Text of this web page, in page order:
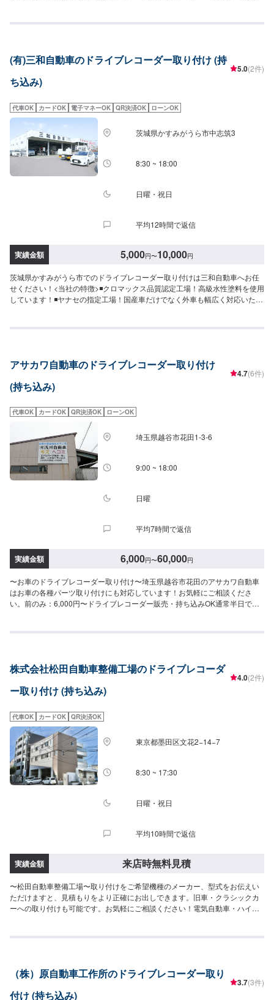
んでもお問い合わせください。◾プロの熟練の技が納得の仕上がりをお約束。
質への絶対の自信。とにかく安心してお任せください。<ご希望と条件に応じ
たパーソナルメニューを提案！>「技術的なクオリティの提供はもちろん、お
客様目線での最善のメニューと車輌価値をできる限り下げない処理をいかに
のニーズや条件に確実に応えることにこだわります。【1】オファーにてお問
い合わせ【2】お見積り【3】お見積りにご納得いただければ作業開始【4】
仕上がり次第納車-----納期について-----納期は通常１日～２日程度で納車とな
ります。(要相談)納期は前後する場合がございます。予めご了承ください。---
--ご来店時の注意、受付方法-----入庫の際はお気をつけてお越しください。駐
車スペースは事務所前の空いているスペースに駐車してください。受付はス
タッフへ「メンテモで予約しました」とお伝えください。ご案内いたしま
(有)三和自動車のドライブレコーダー取り付け (持
ち込み)
5.0(2件)
代車OK カードOK 電子マネーOK QR決済OK ローンOK
茨城県かすみがうら市中志筑3
8:30 ~ 18:00
日曜・祝日
平均12時間で返信
実績金額 5,000円〜10,000円
茨城県かすみがうら市でのドライブレコーダー取り付けは三和自動車へお任
せください！<当社の特徴>◾クロマックス品質認定工場！高級水性塗料を使用
しています！◾ヤナセの指定工場！国産車だけでなく外車も幅広く対応いたし
ませたい…★お時間があまり取れない…などのご相談もお気軽にどうぞ！
分程度で納車となります。(要相談)納期は前後する場合がございます。予めご
了承ください。-----代車について-----無料の代車をご用意しています。お車の
作業中は代車をご利用ください。※代車の燃料代はお客様にご負担いただいて
ください。駐車スペースは事務所前の空いているスペースに駐車してくださ
い。受付はスタッフへ「メンテモで予約しました」とお伝えください。ご案
内いたします。【定休日・営業時間】定休日：日曜日、第2土曜日、祝日営業
時間：8:30~18:00
アサカワ自動車のドライブレコーダー取り付け
(持ち込み)
4.7(6件)
代車OK カードOK QR決済OK ローンOK
埼玉県越谷市花田1-3-6
9:00 ~ 18:00
日曜
平均7時間で返信
実績金額 6,000円〜60,000円
〜お車のドライブレコーダー取り付け〜埼玉県越谷市花田のアサカワ自動車
はお車の各種パーツ取り付けにも対応しています！お気軽にご相談くださ
い。前のみ：6,000円〜ドライブレコーダー販売・持ち込みOK通常半日で納
を承っております。現金、銀行振込はもちろん、各種クレジットカードなど
をお送りいただく際に、パーツの詳細とお車の車検証、または車種情報をお
送りください。場合によっては対応できかねることもございますので、あら
かじめご了承ください。\代車について/作業中は代車をお出しすることも可能
担となります。\営業時間・定休日/営業時間：8:45～18:00定休日：日曜日
株式会社松田自動車整備工場のドライブレコーダ
ー取り付け (持ち込み)
4.0(2件)
代車OK カードOK QR決済OK
東京都墨田区文花2−14−7
8:30 ~ 17:30
日曜・祝日
平均10時間で返信
実績金額 来店時無料見積
〜松田自動車整備工場〜取り付けをご希望機種のメーカー、型式をお伝えい
ただけますと、見積もりをより正確にお出しできます。旧車・クラシックカ
ーへの取り付けも可能です。お気軽にご相談ください！電気自動車・ハイブ
も併設！車検・修理・整備・自動車販売・定期点検・鈑金・全塗装・フレー
【代車について】代車の無料貸し出しサービスがございますので、ご希望の
方はお申し付けください。※燃料代はお客様負担となります。※状況により貸
出できかねる場合がございます。【パーツについて】パーツ持ち込み・販売
（株）原自動車工作所のドライブレコーダー取り
付け (持ち込み)
3.7(3件)